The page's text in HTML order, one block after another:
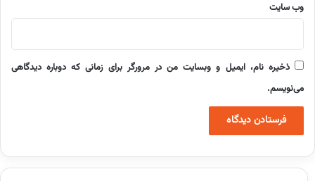
وب‌ سایت
ذخیره نام، ایمیل و وبسایت من در مرورگر برای زمانی که دوباره دیدگاهی
می‌نویسم.